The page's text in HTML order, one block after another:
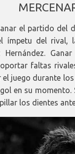
el partido del
ímpetu del
Hernández.
faltas
el juego durante
en su
los dientes